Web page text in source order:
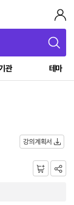
관 테마
강의계획서